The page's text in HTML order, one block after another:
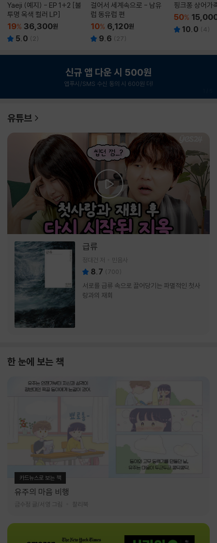
Yaeji (예지) - EP 1+2 [불
투명 옥색 컬러 LP]
19% 36,300원
5.0 ( 2)
걸어서 세계속으로 - 남유
럽 동유럽 편
10% 6,120원
9.6 ( 27)
핑크퐁 상어가
50%
10.0 (4)
신규 앱 다운 시 500원
앱푸시/SMS 수신 동의 시 600원 더!
유튜브
급류
정대건 저 민음사
8.7 (700)
서로를 급류 속으로 끌어당기는 파멸적인 첫사
랑과의 재회
한 눈에 보는 책
카드뉴스로 보는 책
유주의 마음 비행
금수정 글/서영 그림 찰리북